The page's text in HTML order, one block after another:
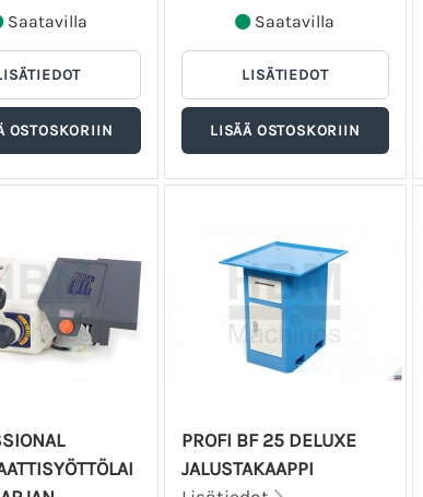
Saatavilla Saatavilla
PROFI BF 25 DELUXE
JALUSTAKAAPPI